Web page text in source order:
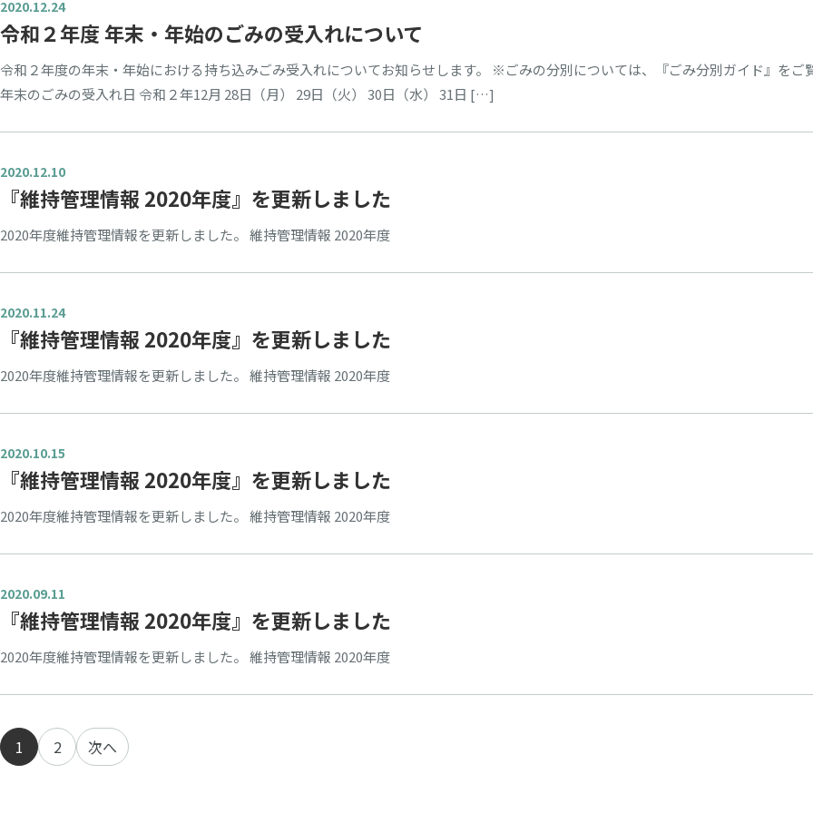
2020.12.24
令和２年度 年末・年始のごみの受入れについて
令和２年度の年末・年始における持ち込みごみ受入れについてお知らせします。 ※ごみの分別については、『ごみ分別ガイド』をご
年末のごみの受入れ日 令和２年12月 28日（月） 29日（火） 30日（水） 31日 […]
2020.12.10
『維持管理情報 2020年度』を更新しました
2020年度維持管理情報を更新しました。 維持管理情報 2020年度
2020.11.24
『維持管理情報 2020年度』を更新しました
2020年度維持管理情報を更新しました。 維持管理情報 2020年度
2020.10.15
『維持管理情報 2020年度』を更新しました
2020年度維持管理情報を更新しました。 維持管理情報 2020年度
2020.09.11
『維持管理情報 2020年度』を更新しました
2020年度維持管理情報を更新しました。 維持管理情報 2020年度
投1 2 次へ